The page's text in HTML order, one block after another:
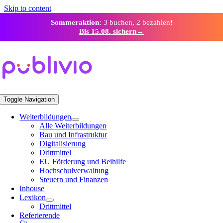
Skip to content
Sommeraktion: 3 buchen, 2 bezahlen!
Bis 15.08. sichern→
Toggle Navigation
Weiterbildungen
Alle Weiterbildungen
Bau und Infrastruktur
Digitalisierung
Drittmittel
EU Förderung und Beihilfe
Hochschulverwaltung
Steuern und Finanzen
Inhouse
Lexikon
Drittmittel
Referierende